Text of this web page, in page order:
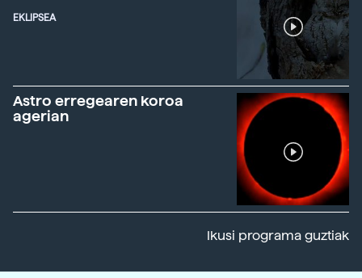
EKLIPSEA
Astro erregearen koroa
agerian
Ikusi programa guztiak